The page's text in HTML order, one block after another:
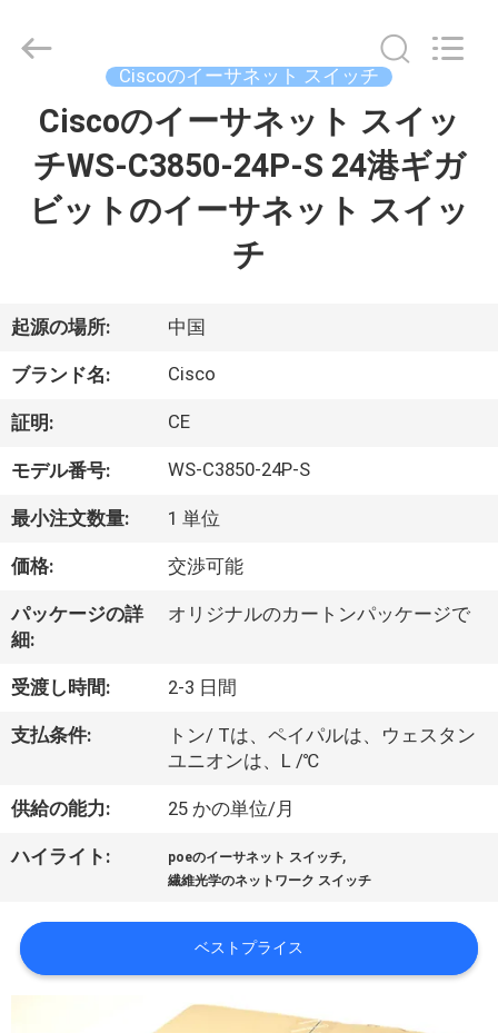
ビ
デ
オ
わ
た
し
に
つ
い
工
LonRise
Equipment
Ciscoのイーサネット スイッチ
Ciscoのイーサネット スイッ
チWS-C3850-24P-S 24港ギガ
ビットのイーサネット スイッ
チ
起源の場所: 中国
ブランド名: Cisco
証明: CE
モデル番号: WS-C3850-24P-S
最小注文数量: 1 単位
価格: 交渉可能
パッケージの詳
細:
オリジナルのカートンパッケージで
受渡し時間: 2-3 日間
支払条件:
トン/ Tは、ペイパルは、ウェスタン
ユニオンは、L /℃
供給の能力: 25 かの単位/月
ハイライト: poeのイーサネット スイッチ,
繊維光学のネットワーク スイッチ
ベストプライス